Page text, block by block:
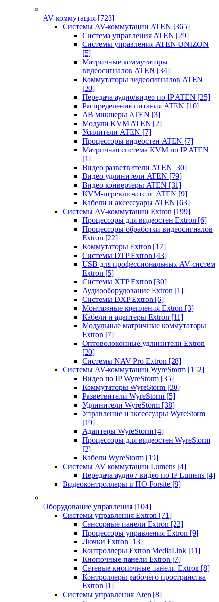
AV-коммутация [728]
Системы AV-коммутации ATEN [365]
Система управления ATEN [29]
Системы управления ATEN UNIZON
[5]
Матричные коммутаторы
видеосигналов ATEN [34]
Коммутаторы видеосигналов ATEN
[30]
Передача аудио/видео по IP ATEN [25]
Распределение питания ATEN [10]
АВ микшеры ATEN [3]
Модули KVM ATEN [2]
Усилители ATEN [7]
Процессоры видеостен ATEN [7]
Матричная система KVM по IP ATEN
[1]
Видео разветвители ATEN [30]
Видео удлинители ATEN [79]
Видео конвертеры ATEN [31]
KVM-переключатели ATEN [9]
Кабели и аксессуары ATEN [63]
Системы AV-коммутации Extron [199]
Процессоры для видеостен Extron [6]
Процессоры обработки видеосигналов
Extron [22]
Коммутаторы Extron [17]
Системы DTP Extron [43]
USB для профессиональных AV-систем
Extron [5]
Системы XTP Extron [30]
Аудиооборудование Extron [1]
Системы DXP Extron [6]
Монтажные крепления Extron [3]
Кабели и адаптеры Extron [11]
Модульные матричные коммутаторы
Extron [7]
Оптоволоконные удлинители Extron
[20]
Системы NAV Pro Extron [28]
Системы AV-коммутации WyreStorm [152]
Видео по IP WyreStorm [35]
Коммутаторы WyreStorm [30]
Разветвители WyreStorm [5]
Удлинители WyreStorm [38]
Управление и аксессуары WyreStorm
[19]
Адаптеры WyreStorm [4]
Процессоры для видеостен WyreStorm
[2]
Кабели WyreStorm [19]
Системы AV коммутации Lumens [4]
Передача аудио / видео по IP Lumens [4]
Видеоконтроллеры и ПО Forsite [8]
Оборудование управления [104]
Системы управления Extron [71]
Сенсорные панели Extron [22]
Процессоры управления Extron [9]
Лючки Extron [13]
Контроллеры Extron MediaLink [11]
Кнопочные панели Extron [7]
Сетевые кнопочные панели Extron [8]
Контроллеры рабочего пространства
Extron [1]
Системы управления Aten [8]